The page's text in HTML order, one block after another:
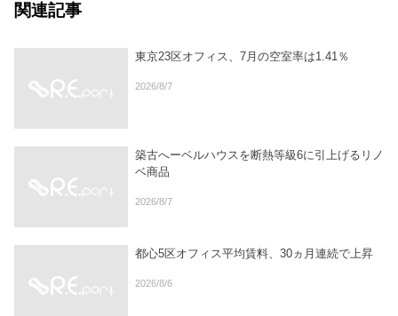
関連記事
東京23区オフィス、7月の空室率は1.41％
2026/8/7
築古へーベルハウスを断熱等級6に引上げるリノ
ベ商品
2026/8/7
都心5区オフィス平均賃料、30ヵ月連続で上昇
2026/8/6